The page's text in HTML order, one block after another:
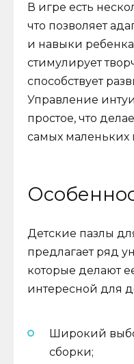
В игре есть
что позволяет
и навыки
стимулирует
способствует
Управление
простое, что
самых маленьких
Детские пазлы
предлагает ряд
которые делают
интересной для
Широкий
сборки;